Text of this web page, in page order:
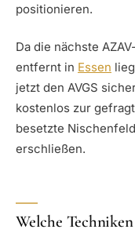
positionieren.
Da die nächste
entfernt in Essen
jetzt den AVGS
kostenlos zur
besetzte
erschließen.
Welche